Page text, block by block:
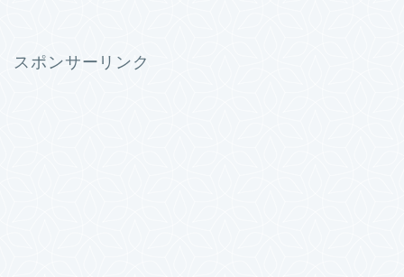
スポンサーリンク